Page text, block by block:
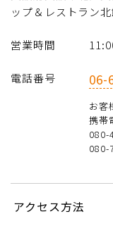
ップ＆レストラン
営業時間
電話番号 06-
お客
携帯
080-
080-
アクセス方法